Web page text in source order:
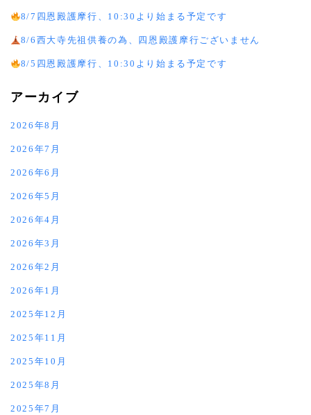
8/7四恩殿護摩行、10:30より始まる予定です
8/6西大寺先祖供養の為、四恩殿護摩行ございません
8/5四恩殿護摩行、10:30より始まる予定です
アーカイブ
2026年8月
2026年7月
2026年6月
2026年5月
2026年4月
2026年3月
2026年2月
2026年1月
2025年12月
2025年11月
2025年10月
2025年8月
2025年7月